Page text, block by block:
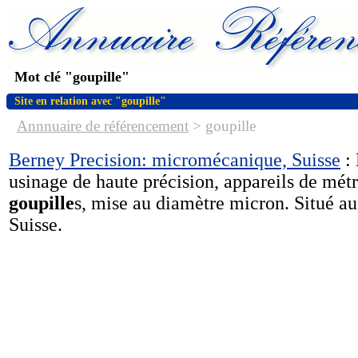
Mot clé "goupille"
Site en relation avec "goupille"
Annnuaire de référencement > goupille
Berney Precision: micromécanique, Suisse :
usinage de haute précision, appareils de
goupilles, mise au diamètre micron. Situé
Suisse.